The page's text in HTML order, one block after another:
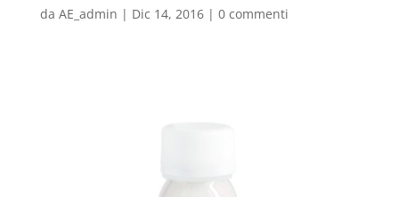
da AE_admin | Dic 14, 2016| 0 commenti